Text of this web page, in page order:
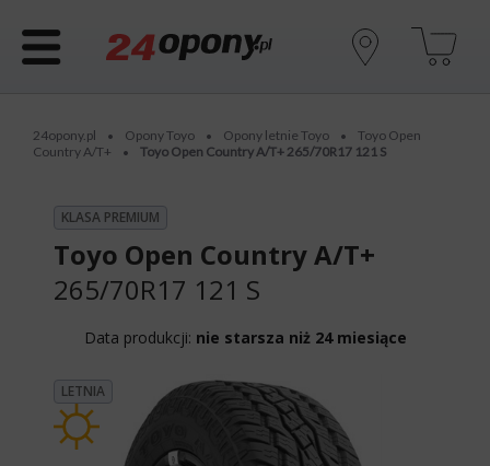
24opony.pl • Opony Toyo • Opony letnie Toyo •
Toyo Open
Country A/T+
• Toyo Open Country A/T+ 265/70R17 121 S
KLASA PREMIUM
Toyo Open Country A/T+
265/70R17 121 S
Data produkcji: nie starsza niż 24 miesiące
LETNIA